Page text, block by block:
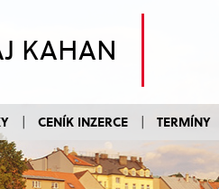
KAHAN
CENÍK INZERCE TERMÍNY